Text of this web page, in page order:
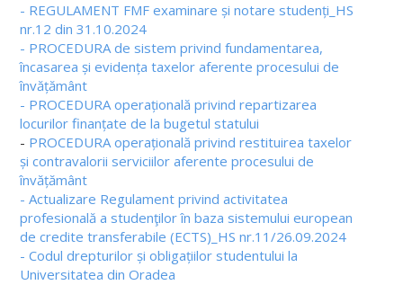
- REGULAMENT FMF examinare și notare studenți_HS
nr.12 din 31.10.2024
- PROCEDURA de sistem privind fundamentarea,
încasarea și evidența taxelor aferente procesului de
învățământ
- PROCEDURA operațională privind repartizarea
locurilor finanțate de la bugetul statului
- PROCEDURA operațională privind restituirea taxelor
și contravalorii serviciilor aferente procesului de
învățământ
- Actualizare Regulament privind activitatea
profesională a studenţilor în baza sistemului european
de credite transferabile (ECTS)_HS nr.11/26.09.2024
- Codul drepturilor și obligațiilor studentului la
Universitatea din Oradea